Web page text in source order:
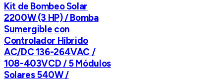
Kit de Bombeo Solar
2200W (3 HP) / Bomba
Sumergible con
Controlador Híbrido
AC/DC 136-264VAC /
108-403VCD / 5 Módulos
Solares 540W /